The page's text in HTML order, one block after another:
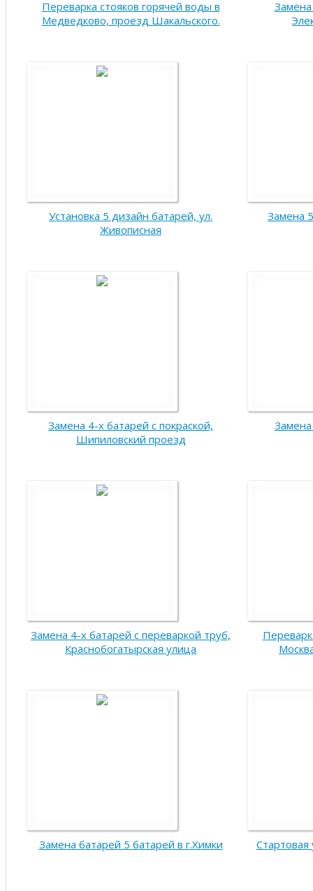
Переварка стояков горячей воды в
Медведково, проезд Шакальского.
Установка 5 дизайн батарей, ул.
Живописная
Замена
Замена 4-x батарей с покраской,
Шипиловский проезд
Замена 4-х батарей с переваркой труб,
Краснобогатырская улица
Замена батарей 5 батарей в г.Химки